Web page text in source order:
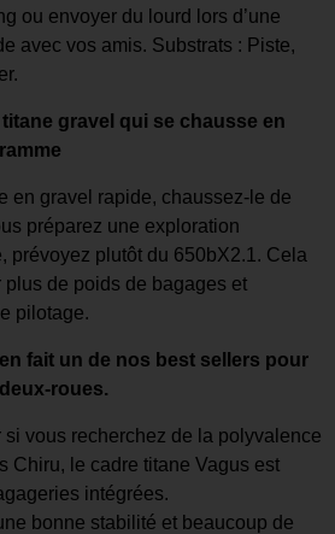
ou envoyer du lourd lors d’une
avec vos amis. Substrats : Piste,
gravel qui se chausse en
en gravel rapide, chaussez-le de
préparez une exploration
prévoyez plutôt du 650bX2.1. Cela
plus de poids de bagages et
pilotage.
fait un de nos best sellers pour
roues.
si vous recherchez de la polyvalence
Chiru, le cadre titane Vagus est
intégrées.
bonne stabilité et beaucoup de